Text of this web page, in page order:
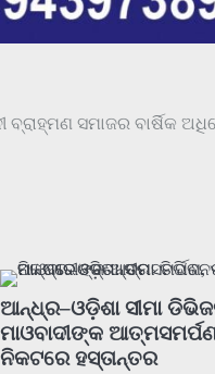
ବ୍ରାହ୍ମଣ ସମାଜର ବାର୍ଷିକ
ଆନ୍ଧ୍ର–ଓଡ଼ିଶା ସୀମା
ମାଓବାଦୀଙ୍କ
ନିକଟରେ ହସ୍ତାନ୍ତର